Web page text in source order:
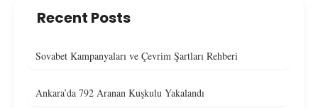
Recent Posts
Sovabet Kampanyaları ve Çevrim Şartları Rehberi
Ankara’da 792 Aranan Kuşkulu Yakalandı